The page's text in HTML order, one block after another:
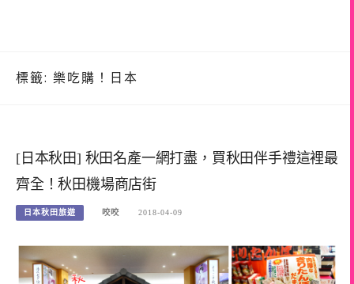
標籤: 樂吃購！日本
[日本秋田] 秋田名產一網打盡，買秋田伴手禮這裡最
齊全！秋田機場商店街
日本秋田旅遊 咬咬 2018-04-09